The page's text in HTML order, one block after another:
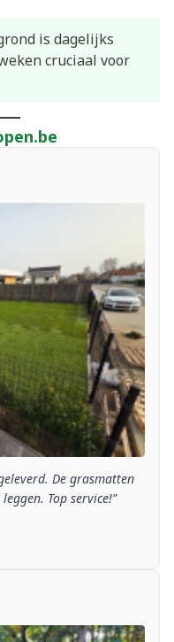
is dagelijks
cruciaal voor
De grasmatten
Top service!”